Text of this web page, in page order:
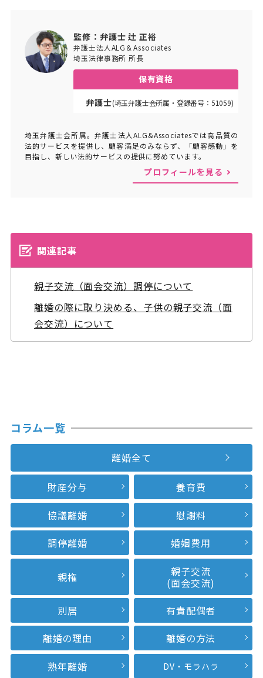
監修：弁護士 辻 正裕
弁護士法人ALG＆Associates
埼玉法律事務所 所長
保有資格
弁護士(埼玉弁護士会所属・登録番号：51059)
埼玉弁護士会所属。弁護士法人ALG&Associatesでは高品質の
法的サービスを提供し、顧客満足のみならず、「顧客感動」を
目指し、新しい法的サービスの提供に努めています。
プロフィールを見る
関連記事
親子交流（面会交流）調停について
離婚の際に取り決める、子供の親子交流（面
会交流）について
コラム一覧
離婚全て
財産分与
養育費
協議離婚
慰謝料
調停離婚
婚姻費用
親権
親子交流
(面会交流)
別居
有責配偶者
離婚の理由
離婚の方法
熟年離婚
DV・モラハラ